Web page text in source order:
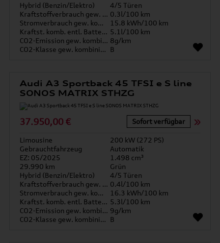
Hybrid (Benzin/Elektro)
4/5 Türen
Kraftstoffverbrauch gew. kombiniert 0.3l/100 km
Stromverbrauch gew. kombiniert
15.8 kWh/100 km
Kraftst. komb. entl. Batterie 5.1l/100 km
CO2-Emission gew. kombiniert 8g/km
CO2-Klasse gew. kombiniert B
Audi A3 Sportback 45 TFSI e S line
SONOS MATRIX STHZG
37.950,00 € Sofort verfügbar
Limousine
200 kW (272 PS)
Gebrauchtfahrzeug
Automatik
EZ: 05/2025
1.498 cm³
29.990 km
Grün
Hybrid (Benzin/Elektro)
4/5 Türen
Kraftstoffverbrauch gew. kombiniert 0.4l/100 km
Stromverbrauch gew. kombiniert
16.3 kWh/100 km
Kraftst. komb. entl. Batterie 5.3l/100 km
CO2-Emission gew. kombiniert 9g/km
CO2-Klasse gew. kombiniert B